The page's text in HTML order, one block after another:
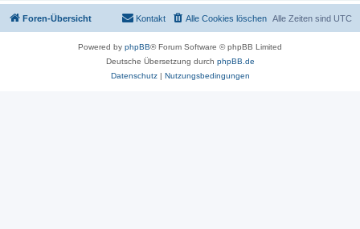
Foren-Übersicht Alle Zeiten sind UTC
Alle Cookies löschen
Kontakt
Powered by phpBB® Forum Software © phpBB Limited
Deutsche Übersetzung durch phpBB.de
Datenschutz| Nutzungsbedingungen